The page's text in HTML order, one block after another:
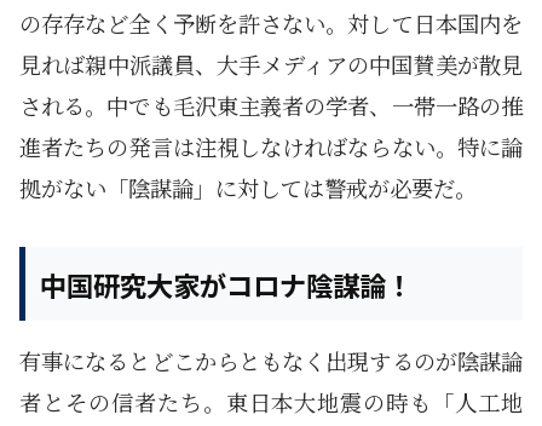
の存存など全く予断を許さない。対して日本国内を
見れば親中派議員、大手メディアの中国賛美が散見
される。中でも毛沢東主義者の学者、一帯一路の推
進者たちの発言は注視しなければならない。特に論
拠がない「陰謀論」に対しては警戒が必要だ。
中国研究大家がコロナ陰謀論！
有事になるとどこからともなく出現するのが陰謀論
者とその信者たち。東日本大地震の時も「人工地